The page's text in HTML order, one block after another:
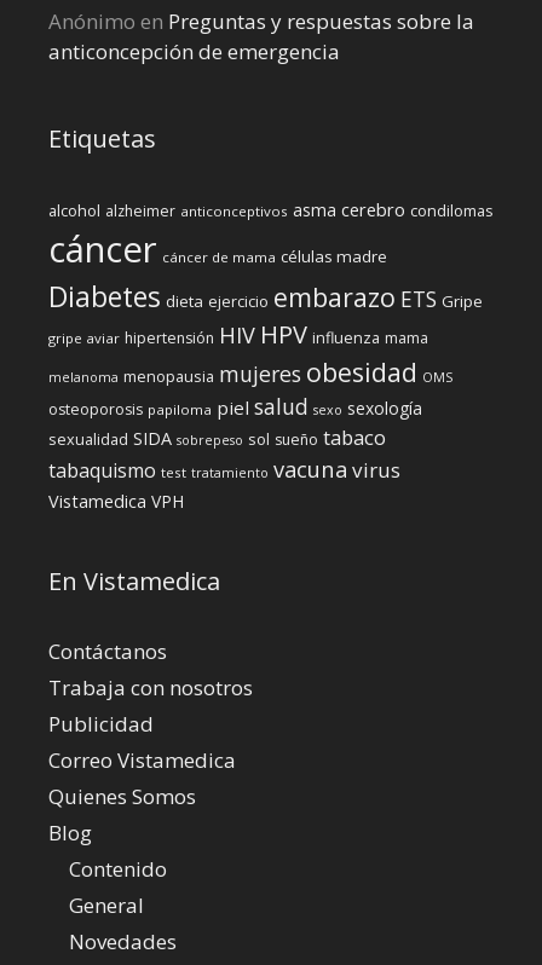
Anónimo en Preguntas y respuestas sobre la
anticoncepción de emergencia
Etiquetas
alcohol alzheimer anticonceptivos asma cerebro condilomas
cáncer cáncer de mama células madre
Diabetes dieta ejercicio embarazo ETS Gripe
gripe aviar hipertensión HIV HPV influenza mama
melanoma menopausia mujeres obesidad OMS
osteoporosis papiloma piel salud sexo sexología
sexualidad SIDA sobrepeso sol sueño tabaco
tabaquismo test tratamiento vacuna virus
Vistamedica VPH
En Vistamedica
Contáctanos
Trabaja con nosotros
Publicidad
Correo Vistamedica
Quienes Somos
Blog
Contenido
General
Novedades